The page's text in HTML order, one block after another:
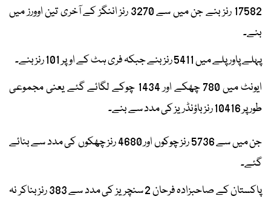
17582 رنز بنے جن میں سے 3270 رنز اننگز کے آخری تین اوورز میں
بنے۔
پہلے پاور پلے میں 5411 رنز بنے جبکہ فری ہٹ کے اوپر 101 رنز بنے۔
ایونٹ میں 780 چھکے اور 1434 چوکے لگائے گئے یعنی مجموعی
طور پر 10416 رنز باؤنڈریز کی مدد سے بنے۔
جن میں سے 5736 رنز چوکوں اور 4680 رنز چھکوں کی مدد سے بنائے
گئے۔
پاکستان کے صاحبزادہ فرحان 2 سنچریز کی مدد سے 383 رنز بناکر نہ